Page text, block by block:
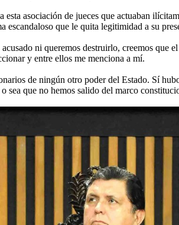
asociación de jueces que actuaban
escandaloso que le quita legitimidad a su
ni queremos destruirlo, creemos que
y entre ellos me menciona a mí.
de ningún otro poder del Estado. Sí
sea que no hemos salido del marco